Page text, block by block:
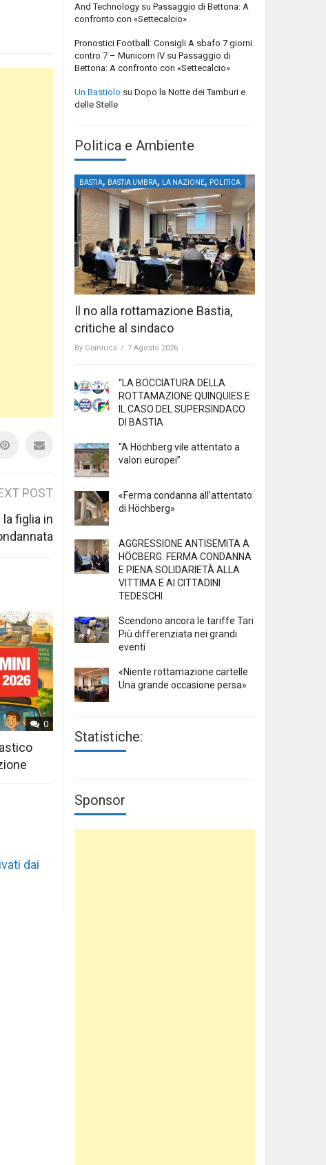
POST
la figlia in
0
dai
And Technology su Passaggio di Bettona: A
confronto con «Settecalcio»
Pronostici Football: Consigli A sbafo 7 giorni
contro 7 – Municorn IV su Passaggio di
Bettona: A confronto con «Settecalcio»
Un Bastiolo su Dopo la Notte dei Tamburi e
delle Stelle
Politica e Ambiente
BASTIA, BASTIA UMBRA, LA NAZIONE, POLITICA
Il no alla rottamazione Bastia,
critiche al sindaco
By Gianluca / 7 Agosto 2026
“LA BOCCIATURA DELLA
ROTTAMAZIONE QUINQUIES E
IL CASO DEL SUPERSINDACO
DI BASTIA
“A Höchberg vile attentato a
valori europei”
«Ferma condanna all’attentato
di Höchberg»
AGGRESSIONE ANTISEMITA A
HÖCBERG: FERMA CONDANNA
E PIENA SOLIDARIETÀ ALLA
VITTIMA E AI CITTADINI
TEDESCHI
Scendono ancora le tariffe Tari
Più differenziata nei grandi
eventi
«Niente rottamazione cartelle
Una grande occasione persa»
Statistiche:
Sponsor